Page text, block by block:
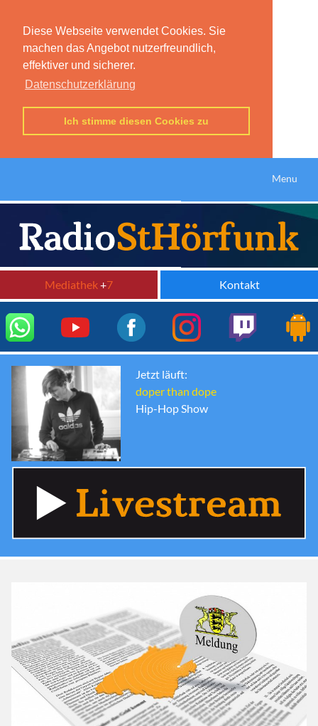
Diese Webseite verwendet Cookies. Sie
machen das Angebot nutzerfreundlich,
effektiver und sicherer.
Datenschutzerklärung
Ich stimme diesen Cookies zu
Menu
Mediathek+7 Kontakt
Jetzt läuft:
doper than dope
Hip-Hop Show